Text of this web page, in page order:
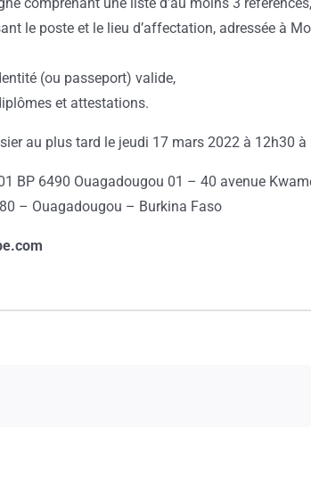
le poste et le lieu d’affectation, adressée à
(ou passeport) valide,
et attestations.
au plus tard le jeudi 17 mars 2022 à 12h30 à
BP 6490 Ouagadougou 01 – 40 avenue
– Ouagadougou – Burkina Faso